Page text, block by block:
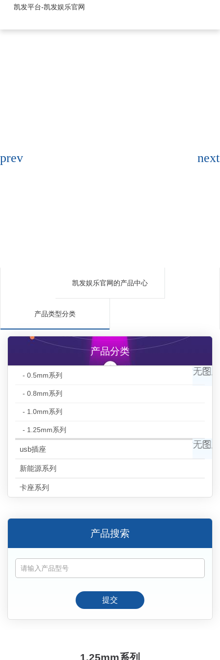
1.25mm系列-凯发平台
凯发平台-凯发娱乐官网
凯发娱乐官网的产品中心
产品类型分类
产品分类
- 0.5mm系列
- 0.8mm系列
- 1.0mm系列
- 1.25mm系列
usb插座
新能源系列
卡座系列
产品搜索
提交
1.25mm系列